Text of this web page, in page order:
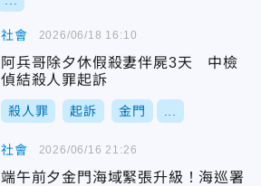
社會
阿兵哥除夕休假殺妻伴屍3天 中檢
偵結殺人罪起訴
殺人罪 起訴 金門
2026/06/18 16:10
社會
端午前夕金門海域緊張升級！海巡署
2026/06/16 21:26